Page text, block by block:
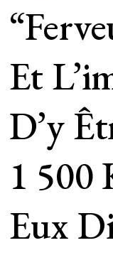
Et
D’y
1 500
Eux